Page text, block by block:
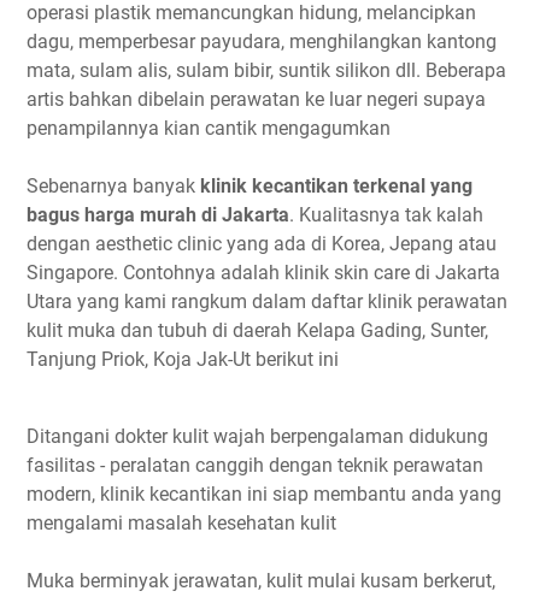
operasi plastik memancungkan hidung, melancipkan
dagu, memperbesar payudara, menghilangkan kantong
mata, sulam alis, sulam bibir, suntik silikon dll. Beberapa
artis bahkan dibelain perawatan ke luar negeri supaya
penampilannya kian cantik mengagumkan
Sebenarnya banyak klinik kecantikan terkenal yang
bagus harga murah di Jakarta. Kualitasnya tak kalah
dengan aesthetic clinic yang ada di Korea, Jepang atau
Singapore. Contohnya adalah klinik skin care di Jakarta
Utara yang kami rangkum dalam daftar klinik perawatan
kulit muka dan tubuh di daerah Kelapa Gading, Sunter,
Tanjung Priok, Koja Jak-Ut berikut ini
Ditangani dokter kulit wajah berpengalaman didukung
fasilitas - peralatan canggih dengan teknik perawatan
modern, klinik kecantikan ini siap membantu anda yang
mengalami masalah kesehatan kulit
Muka berminyak jerawatan, kulit mulai kusam berkerut,